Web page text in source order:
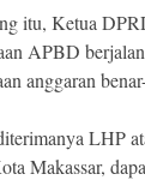
itu, Ketua
APBD
anggaran
LHP
Makassar,